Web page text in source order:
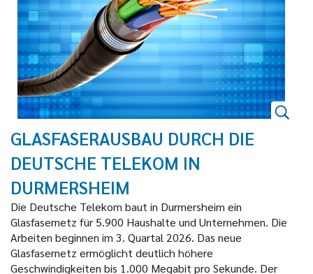
GLASFASERAUSBAU DURCH DIE
DEUTSCHE TELEKOM IN
DURMERSHEIM
Die Deutsche Telekom baut in Durmersheim ein
Glasfasernetz für 5.900 Haushalte und Unternehmen. Die
Arbeiten beginnen im 3. Quartal 2026. Das neue
Glasfasernetz ermöglicht deutlich höhere
Geschwindigkeiten bis 1.000 Megabit pro Sekunde. Der